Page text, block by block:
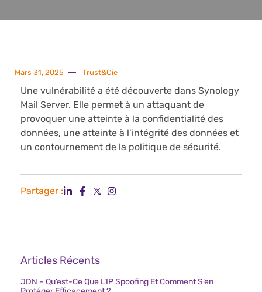
Mars 31, 2025 Trust&Cie
Une vulnérabilité a été découverte dans Synology
Mail Server. Elle permet à un attaquant de
provoquer une atteinte à la confidentialité des
données, une atteinte à l’intégrité des données et
un contournement de la politique de sécurité.
Partager :
Articles Récents
JDN – Qu’est-Ce Que L’IP Spoofing Et Comment S’en